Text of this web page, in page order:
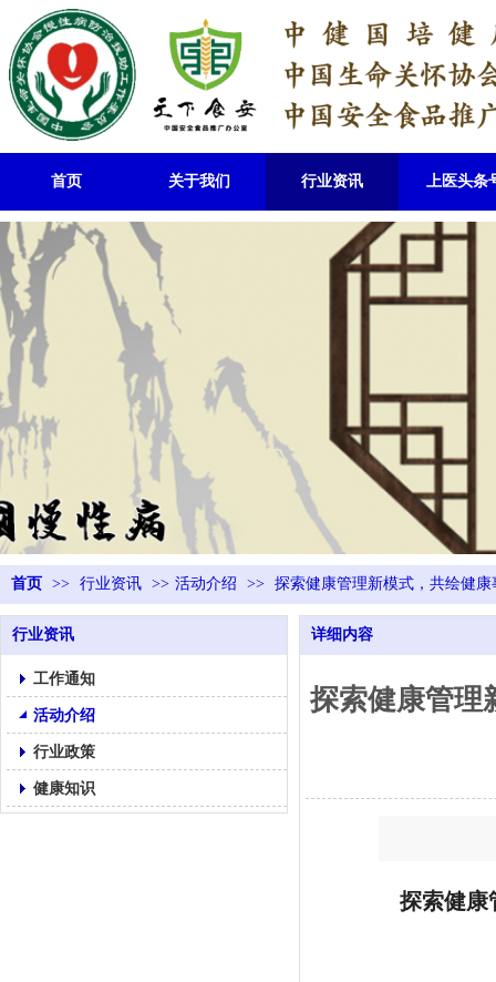
首页 关于我们 行业资讯 上医头条
首页 >> 行业资讯 >> 活动介绍 >> 探索健康管理新模式，共绘健
行业资讯
工作通知
活动介绍
行业政策
健康知识
详细内容
探索健康管理
探索健康